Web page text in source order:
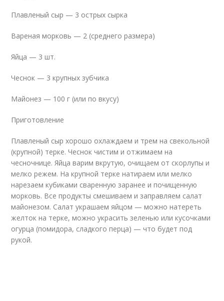
Плавленый сыр — 3 острых сырка
Вареная морковь — 2 (среднего размера)
Яйца — 3 шт.
Чеснок — 3 крупных зубчика
Майонез — 100 г (или по вкусу)
Приготовление
Плавленый сыр хорошо охлаждаем и трем на свекольной
(крупной) терке. Чеснок чистим и отжимаем на
чесночнице. Яйца варим вкрутую, очищаем от скорлупы и
мелко режем. На крупной терке натираем или мелко
нарезаем кубиками сваренную заранее и почищенную
морковь. Все продукты смешиваем и заправляем салат
майонезом. Салат украшаем яйцом — можно натереть
желток на терке, можно украсить зеленью или кусочками
огурца (помидора, сладкого перца) — что будет под
рукой.